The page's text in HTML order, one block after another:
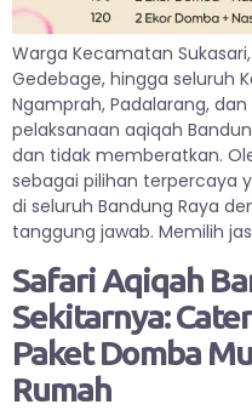
Warga Kecamatan
Gedebage, hingga seluruh
Ngamprah, Padalarang,
pelaksanaan aqiqah
dan tidak memberatkan.
sebagai pilihan terpercaya
di seluruh Bandung Raya
tanggung jawab. Memilih
Safari Aqiqah
Sekitarnya:
Paket Domba
Rumah